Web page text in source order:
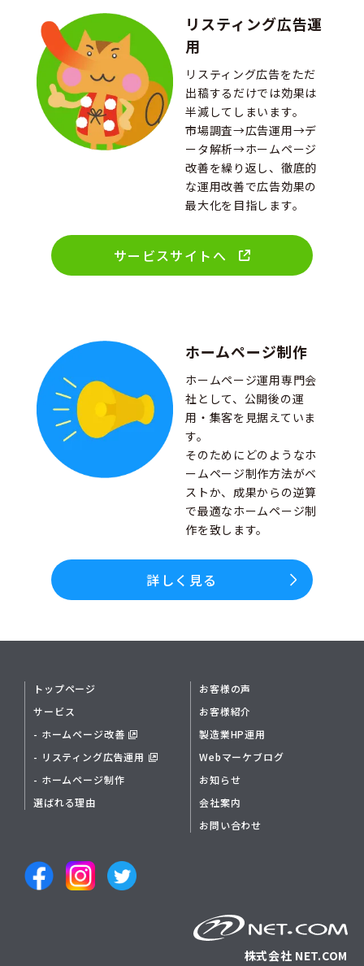
リスティング広告運
用
リスティング広告をただ
出稿するだけでは効果は
半減してしまいます。
市場調査→広告運用→デ
ータ解析→ホームページ
改善を繰り返し、徹底的
な運用改善で広告効果の
最大化を目指します。
サービスサイトへ
ホームページ制作
ホームページ運用専門会
社として、公開後の運
用・集客を見据えていま
す。
そのためにどのようなホ
ームページ制作方法がベ
ストか、成果からの逆算
で最適なホームページ制
作を致します。
詳しく見る
トップページ
サービス
- ホームページ改善
- リスティング広告運用
- ホームページ制作
選ばれる理由
お客様の声
お客様紹介
製造業HP運用
Webマーケブログ
お知らせ
会社案内
お問い合わせ
株式会社 NET.COM